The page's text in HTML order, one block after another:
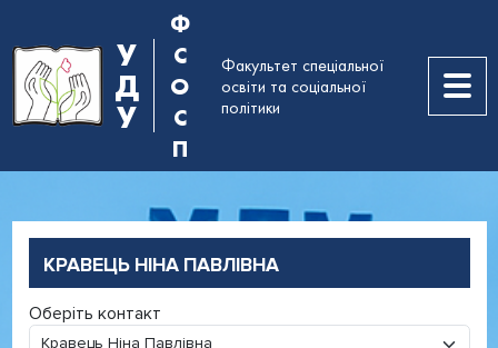
У
Д
У
Ф
С
О
С
П
Факультет спеціальної
освіти та соціальної
політики
КРАВЕЦЬ НІНА ПАВЛІВНА
Оберіть контакт